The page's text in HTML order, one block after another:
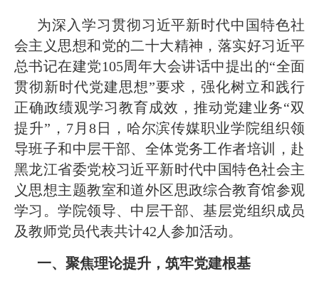
和团队获奖 2026-07-31
· 省委常委会召开会议 许勤主持并讲
话 2026-07-31
· 省教育厅举行树立和践行正确政绩
观学习教育 2026-07-31
· 我省举办第十一届黑龙江省高校辅
导员素质能 2026-07-27
· 深学经济思想 发展新质生产力--学
院党委 2026-07-27
· 黑龙江省高校在第六届全国高校教
师教学创新 2026-07-25
· 教育部2026年“宏志助航计划”师资
为深入学习贯彻习近平新时代中国特色社
会主义思想和党的二十大精神，落实好习近平
总书记在建党105周年大会讲话中提出的“全面
贯彻新时代党建思想”要求，强化树立和践行
正确政绩观学习教育成效，推动党建业务“双
提升”，7月8日，哈尔滨传媒职业学院组织领
导班子和中层干部、全体党务工作者培训，赴
黑龙江省委党校习近平新时代中国特色社会主
义思想主题教室和道外区思政综合教育馆参观
学习。学院领导、中层干部、基层党组织成员
及教师党员代表共计42人参加活动。
一、聚焦理论提升，筑牢党建根基